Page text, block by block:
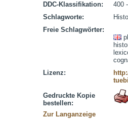
DDC-Klassifikation:
400
Schlagworte:
Freie Schlagwörter:
Lizenz:
Gedruckte Kopie
bestellen:
Zur Langanzeige